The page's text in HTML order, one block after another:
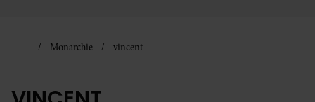
Monarchie vincent